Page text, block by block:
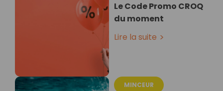
Le Code Promo CROQ
du moment
Lire la suite
MINCEUR